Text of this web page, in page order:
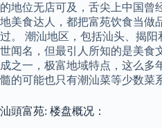
的地位无店可及，舌尖上中国曾
地美食达人，都把富苑饮食当做
过。 潮汕地区，包括汕头、揭
世闻名，但最引人所知的是美食
成之一，极富地域特点，这么多
髓的可能也只有潮汕菜等少数菜
汕頭富苑: 楼盘概况：